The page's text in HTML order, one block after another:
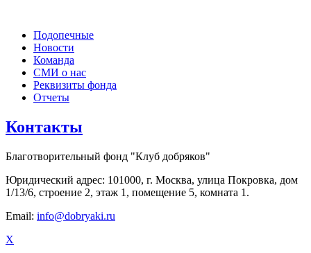
Подопечные
Новости
Команда
СМИ о нас
Реквизиты фонда
Отчеты
Контакты
Благотворительный фонд "Клуб добряков"
Юридический адрес: 101000, г. Москва, улица Покровка, дом
1/13/6, строение 2, этаж 1, помещение 5, комната 1.
Email: info@dobryaki.ru
X